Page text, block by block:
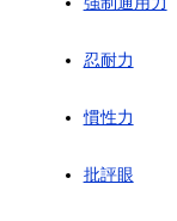
忍耐力
慣性力
批評眼